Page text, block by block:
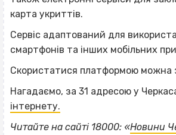
карта укриттів.
Сервіс адаптований для
смартфонів та інших мобільних
Скористатися платформою можна
Нагадаємо, за 31 адресою у
інтернету.
Читайте на сайті 18000: «Новини